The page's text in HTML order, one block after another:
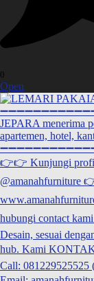
0
Open